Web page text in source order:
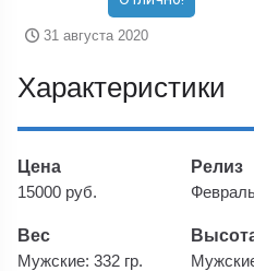
31 августа 2020
Характеристики
Цена
15000 руб.
Релиз
Вес
Мужские: 332 гр.